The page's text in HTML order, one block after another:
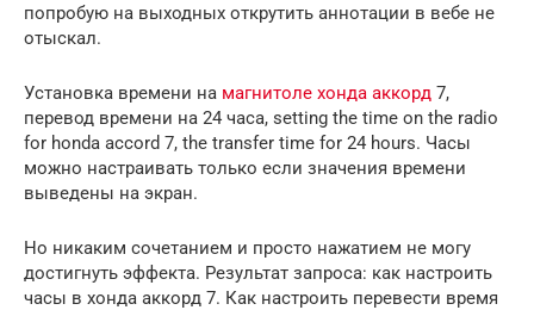
попробую на выходных открутить аннотации в вебе не
отыскал.
Установка времени на магнитоле хонда аккорд 7,
перевод времени на 24 часа, setting the time on the radio
for honda accord 7, the transfer time for 24 hours. Часы
можно настраивать только если значения времени
выведены на экран.
Но никаким сочетанием и просто нажатием не могу
достигнуть эффекта. Результат запроса: как настроить
часы в хонда аккорд 7. Как настроить перевести время